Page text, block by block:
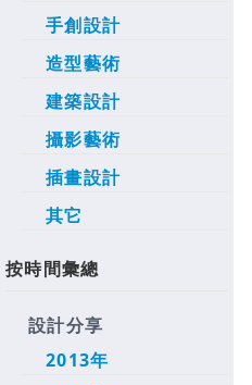
手創設計
造型藝術
建築設計
攝影藝術
插畫設計
其它
按時間彙總
設計分享
2013年